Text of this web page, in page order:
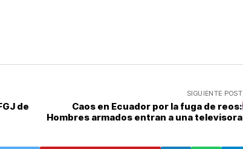
de
SIGUIENTE POST
Caos en Ecuador por la fuga de reos:
Hombres armados entran a una televisora